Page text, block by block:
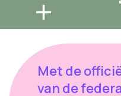
Met de
van de